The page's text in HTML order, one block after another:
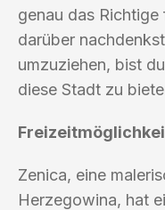
genau das
darüber
umzuziehen, bist
diese Stadt zu
Zenica, eine
Herzegowina, hat